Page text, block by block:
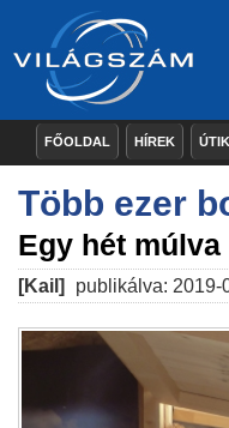
FŐOLDAL HÍREK
Több ezer
Egy hét
[Kail] publikálva: 2019-